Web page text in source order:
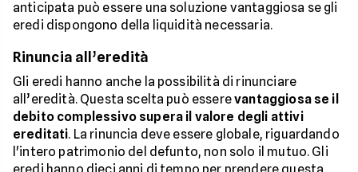
anticipata può essere una soluzione vantaggiosa se gli
eredi dispongono della liquidità necessaria.
Rinuncia all’eredità
Gli eredi hanno anche la possibilità di rinunciare
all’eredità. Questa scelta può esserevantaggiosa se il
debito complessivo supera il valore degli attivi
ereditati. La rinuncia deve essere globale, riguardando
l'intero patrimonio del defunto, non solo il mutuo. Gli